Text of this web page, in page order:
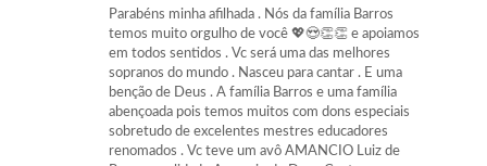
Parabéns minha afilhada . Nós da família Barros
temos muito orgulho de você 💖😍👏👏 e apoiamos
em todos sentidos . Vc será uma das melhores
sopranos do mundo . Nasceu para cantar . E uma
benção de Deus . A família Barros e uma família
abençoada pois temos muitos com dons especiais
sobretudo de excelentes mestres educadores
renomados . Vc teve um avô AMANCIO Luiz de